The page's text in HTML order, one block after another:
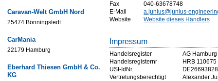
Caravan-Welt GmbH Nord
25474 Bönningstedt
CarMania
22179 Hamburg
Eberhard Thiesen GmbH & Co.
KG
Fax
040-63678748
E-Mail
a.junius@junius-
Website
Website dieses Händlers
Impressum
Handelsregister
AG Hamburg
Handelsregisternr
HRB 110675
USt-IdNr.
Vertretungsberechtigt
Alexander